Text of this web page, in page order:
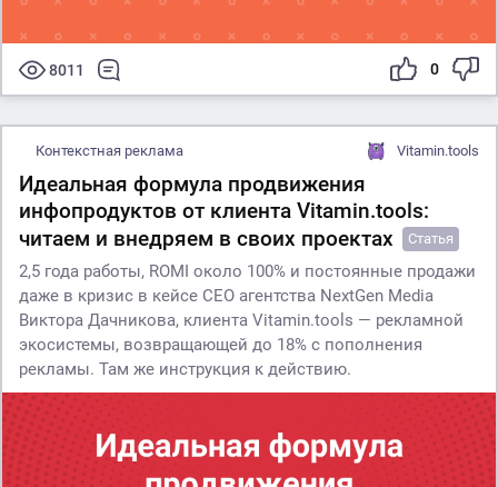
8011 0
Контекстная реклама Vitamin.tools
Идеальная формула продвижения
инфопродуктов от клиента Vitamin.tools:
читаем и внедряем в своих проектах
Статья
2,5 года работы, ROMI около 100% и постоянные продажи
даже в кризис в кейсе CEO агентства NextGen Media
Виктора Дачникова, клиента Vitamin.tools — рекламной
экосистемы, возвращающей до 18% с пополнения
рекламы. Там же инструкция к действию.